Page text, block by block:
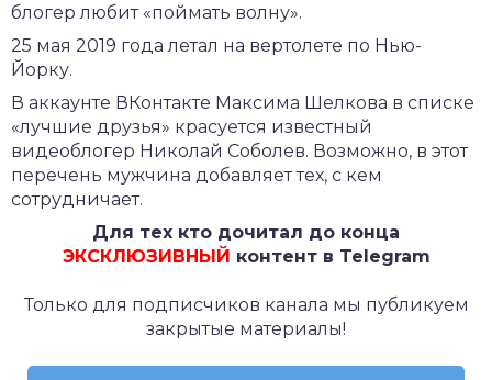
блогер любит «поймать волну».
25 мая 2019 года летал на вертолете по Нью-
Йорку.
В аккаунте ВКонтакте Максима Шелкова в списке
«лучшие друзья» красуется известный
видеоблогер Николай Соболев. Возможно, в этот
перечень мужчина добавляет тех, с кем
сотрудничает.
Для тех кто дочитал до конца
ЭКСКЛЮЗИВНЫЙ контент в Telegram
Только для подписчиков канала мы публикуем
закрытые материалы!